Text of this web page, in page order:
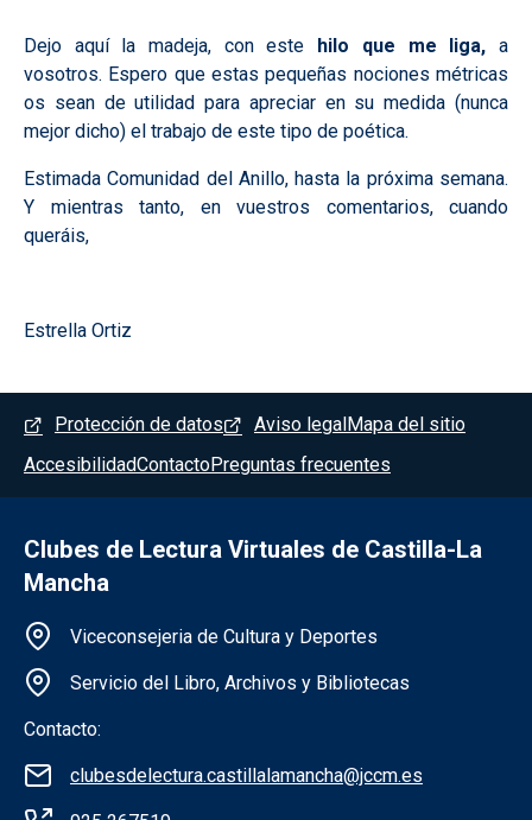
Dejo aquí la madeja, con este hilo que me liga, a
vosotros. Espero que estas pequeñas nociones métricas
os sean de utilidad para apreciar en su medida (nunca
mejor dicho) el trabajo de este tipo de poética.
Estimada Comunidad del Anillo, hasta la próxima semana.
Y mientras tanto, en vuestros comentarios, cuando
queráis,
Estrella Ortiz
Menú del pie
Protección de datos Aviso legalMapa del sitio
AccesibilidadContactoPreguntas frecuentes
Clubes de Lectura Virtuales de Castilla-La
Mancha
Información de la institución
Viceconsejeria de Cultura y Deportes
Servicio del Libro, Archivos y Bibliotecas
Contacto:
clubesdelectura.castillalamancha@jccm.es